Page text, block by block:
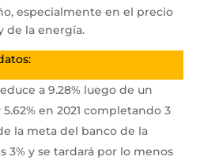
especialmente en el precio
de la energía.
a 9.28% luego de un
5.62% en 2021 completando 3
la meta del banco de la
3% y se tardará por lo menos